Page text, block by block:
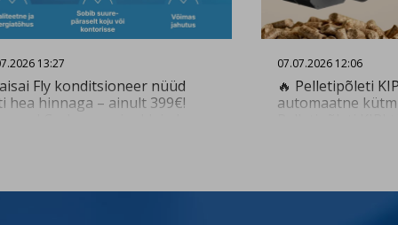
13:27
Fly konditsioneer nüüd
hea hinnaga – ainult 399€!
www.cerbos.ee/et/paring?
07.07.2026 12:06
🔥 Pelletipõleti
automaatne
tagab põleti